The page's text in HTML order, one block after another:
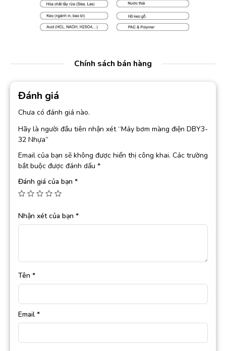
Chính sách bán hàng
Đánh giá
Chưa có đánh giá nào.
Hãy là người đầu tiên nhận xét “Máy bơm màng điện DBY3-
32 Nhựa”
Email của bạn sẽ không được hiển thị công khai. Các trường
bắt buộc được đánh dấu *
Đánh giá của bạn *
Nhận xét của bạn *
Tên *
Email *